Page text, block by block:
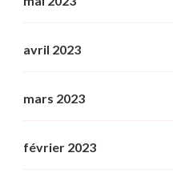
avril 2023
mars 2023
février 2023